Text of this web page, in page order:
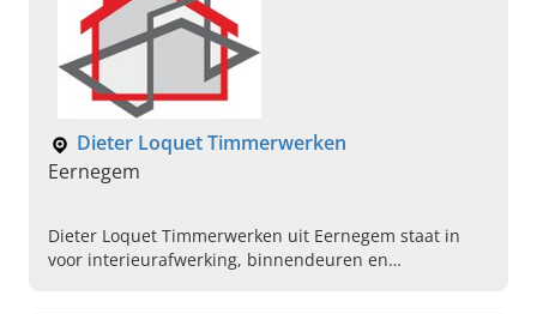
Dieter Loquet Timmerwerken
Eernegem
Dieter Loquet Timmerwerken uit Eernegem staat in
voor interieurafwerking, binnendeuren en